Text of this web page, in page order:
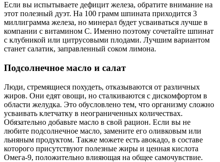
Если вы испытываете дефицит железа, обратите внимание на
этот полезный дуэт. На 100 грамм шпината приходится 3
миллиграмма железа, но минерал будет усваиваться лучше в
компании с витамином С. Именно поэтому сочетайте шпинат
с клубникой или цитрусовыми плодами. Лучшим вариантом
станет салатик, заправленный соком лимона.
Подсолнечное масло и салат
Люди, стремящиеся похудеть, отказываются от различных
жиров. Они едят овощи, но сталкиваются с дискомфортом в
области желудка. Это обусловлено тем, что организму сложно
усваивать клетчатку в неограниченных количествах.
Обязательно добавьте масло в свой рацион. Если вы не
любите подсолнечное масло, замените его оливковым или
льняным продуктом. Также можете есть авокадо, в составе
которого присутствуют полезные жиры и ценная кислота
Омега-9, положительно влияющая на общее самочувствие.